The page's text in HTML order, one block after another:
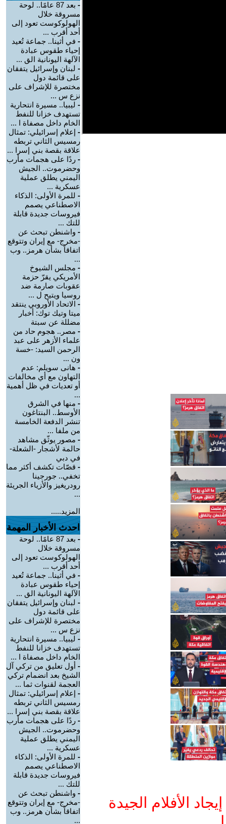
الأفلام الجيدة
-
بعد 87 عامًا.. لوحة
مسروقة خلال
الهولوكوست تعود إلى
أحد أقرب ...
- في أثينا.. جماعة تُعيد
إحياء طقوس عبادة
الآلهة اليونانية الق ...
- لبنان وإسرائيل يتفقان
على قائمة دول
مختصرة للإشراف على
نزع س ...
- ليبيا.. مسيرة انتحارية
تستهدف خزانا للنفط
الخام داخل مصفاة ا ...
- إعلام إسرائيلي: تمثال
رمسيس الثاني تربطه
علاقة بقصة بني إسرا ...
- ردًا على هجمات مأرب
وحضرموت.. الجيش
اليمني يطلق عملية
عسكرية ...
- للمرة الأولى: الذكاء
الاصطناعي يصمم
فيروسات جديدة قابلة
للتك ...
- واشنطن تبحث عن
-مخرج- مع إيران وتتوقع
اتفاقاً بشأن هرمز.. وب
...
- مجلس الشيوخ
الأمريكي يقرّ حزمة
عقوبات صارمة ضد
روسيا ويتيح ل ...
- الاتحاد الأوروبي ينتقد
ميتا وتيك توك: أخبار
مضللة عن سبتة
- مصر.. هجوم حاد من
علماء الأزهر على عبد
الرحمن السيد: -خسة
ون ...
- هانى سويلم: عدم
التهاون مع أي مخالفات
أو تعديات في ظل أهمية
...
- منها في الشرق
الأوسط.. البنتاغون
تنشر الدفعة الخامسة
من ملفا ...
- مصور يوثّق مشاهد
حالمة لأشجار -الشعلة-
في دبي
- قصّات تكشف أكثر مما
تخفي.. جورجينا
رودريغيز والأزياء الجريئة
...
المزيد.....
احدث الأخبار المهمة
-
بعد 87 عامًا.. لوحة
مسروقة خلال
الهولوكوست تعود إلى
أحد أقرب ...
- في أثينا.. جماعة تُعيد
إحياء طقوس عبادة
الآلهة اليونانية الق ...
- لبنان وإسرائيل يتفقان
على قائمة دول
مختصرة للإشراف على
نزع س ...
- ليبيا.. مسيرة انتحارية
تستهدف خزانا للنفط
الخام داخل مصفاة ا ...
- أول تعليق من تركي آل
الشيخ بعد انضمام تركي
العجمة لقنوات ثما ...
- إعلام إسرائيلي: تمثال
رمسيس الثاني تربطه
علاقة بقصة بني إسرا ...
- ردًا على هجمات مأرب
وحضرموت.. الجيش
اليمني يطلق عملية
عسكرية ...
- للمرة الأولى: الذكاء
الاصطناعي يصمم
فيروسات جديدة قابلة
للتك ...
- واشنطن تبحث عن
-مخرج- مع إيران وتتوقع
اتفاقاً بشأن هرمز.. وب
...